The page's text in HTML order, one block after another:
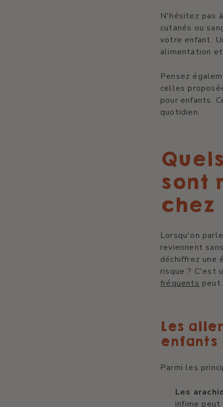
N'hésitez pas
cutanés ou
votre enfant.
alimentation
Pensez
celles
pour enfants.
quotidien.
sont
chez
Lorsqu'on
reviennent
déchiffrez une
risque ? C'est
fréquents peut
Les
enfants
Parmi les
Les
infime peut